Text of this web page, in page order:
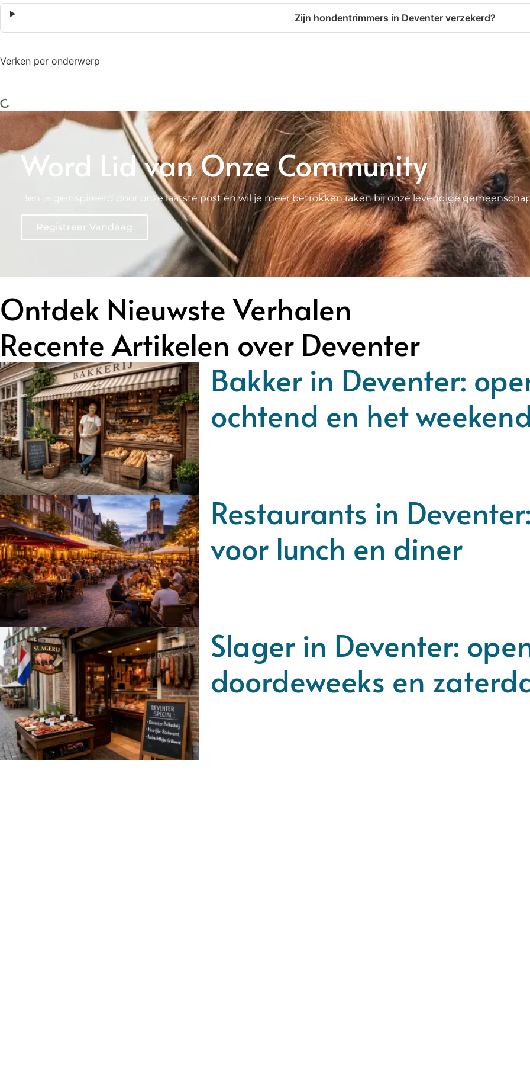
Zijn hondentrimmers in Deventer verzekerd?
Verken per onderwerp
Word Lid van Onze Community
Ben je geïnspireerd door onze laatste post en wil je meer betrokken raken bij onze levendige
Registreer Vandaag
Ontdek Nieuwste Verhalen
Recente Artikelen over Deventer
Bakker in Deventer:
ochtend en het
Restaurants in
voor lunch en diner
Slager in Deventer:
doordeweeks en